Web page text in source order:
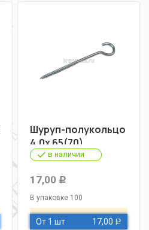
Шуруп-полукольцо
4,0х 65(70)
в наличии
17,00 Р
В упаковке 100
От 1 шт 17,00 Р